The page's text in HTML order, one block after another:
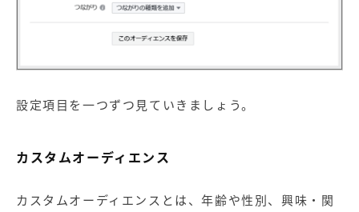
設定項目を一つずつ見ていきましょう。
カスタムオーディエンス
カスタムオーディエンスとは、年齢や性別、興味・関